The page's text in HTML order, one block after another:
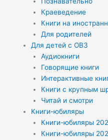
Краеведение
Книги на
Для родителей
Для детей с ОВЗ
Аудиокниги
Говорящие книги
Интерактивные
Книги с крупным
Читай и смотри
Книги-юбиляры
Книги-юбиляры
Книги-юбиляры